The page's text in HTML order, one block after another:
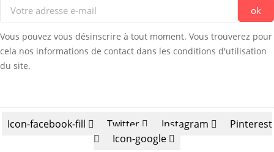
Vous pouvez vous désinscrire à tout moment. Vous trouverez pour
cela nos informations de contact dans les conditions d'utilisation
du site.
Icon-facebook-fill Twitter Instagram
Pinterest
Icon-google